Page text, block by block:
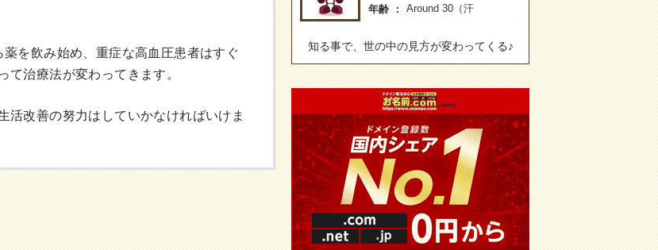
を飲み始め、重症な高血圧患者はすぐ
て治療法が変わってきます。
活改善の努力はしていかなければいけま
年齢
Around 30（汗
知る事で、世の中の見方が変わってくる♪